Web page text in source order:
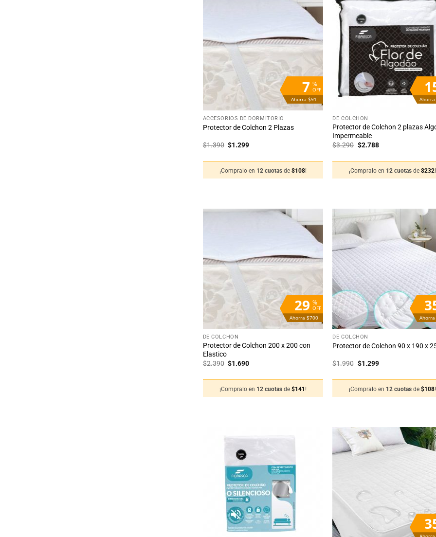
%
OFF
7
Ahorra $91
Añadir
de
deseos
ACCESORIOS DE DORMITORIO
Protector de Colchon 2 Plazas
$1.390 El
$1.390.
$1.299El
$1.299.
¡Compralo en 12 cuotas de $108!
a
de
DE COLCHÓN
Protector de Colchon 2 plazas
Impermeable
$3.290 El
$3.290.
$2.788El
$2.788.
¡Compralo en 12 cuotasde$232!
%
OFF
29
Ahorra $700
Añadir
de
deseos
DE COLCHÓN
Protector de Colchon 200 x 200 con
Elastico
$2.390 El
$2.390.
$1.690El
$1.690.
¡Compralo en 12 cuotas de $141 !
Ahorra
+
DE COLCHÓN
Protector de Colchon 90 x 190 x
$1.990 El
$1.990.
$1.299El
$1.299.
¡Compralo en 12 cuotasde$108!